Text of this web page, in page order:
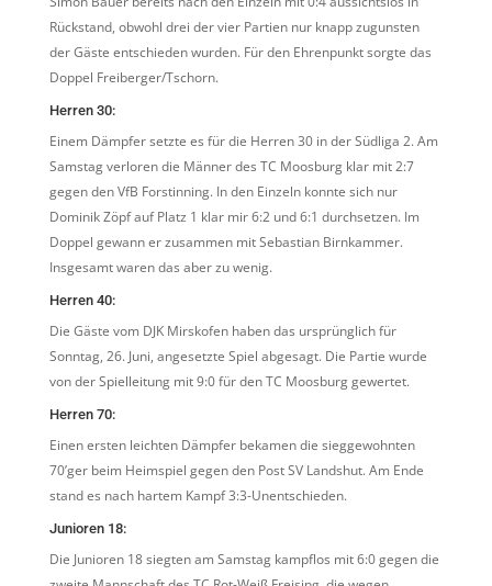
Rückstand, obwohl drei der vier Partien nur knapp zugunsten
der Gäste entschieden wurden. Für den Ehrenpunkt sorgte das
Doppel Freiberger/Tschorn.
Herren 30:
Einem Dämpfer setzte es für die Herren 30 in der Südliga 2. Am
Samstag verloren die Männer des TC Moosburg klar mit 2:7
gegen den VfB Forstinning. In den Einzeln konnte sich nur
Dominik Zöpf auf Platz 1 klar mir 6:2 und 6:1 durchsetzen. Im
Doppel gewann er zusammen mit Sebastian Birnkammer.
Insgesamt waren das aber zu wenig.
Herren 40:
Die Gäste vom DJK Mirskofen haben das ursprünglich für
Sonntag, 26. Juni, angesetzte Spiel abgesagt. Die Partie wurde
von der Spielleitung mit 9:0 für den TC Moosburg gewertet.
Herren 70:
Einen ersten leichten Dämpfer bekamen die sieggewohnten
70’ger beim Heimspiel gegen den Post SV Landshut. Am Ende
stand es nach hartem Kampf 3:3-Unentschieden.
Junioren 18:
Die Junioren 18 siegten am Samstag kampflos mit 6:0 gegen die